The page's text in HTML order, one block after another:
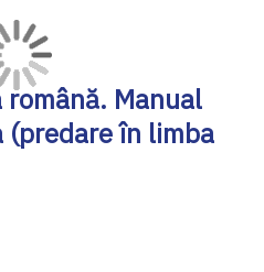
Manual
(predare în limba